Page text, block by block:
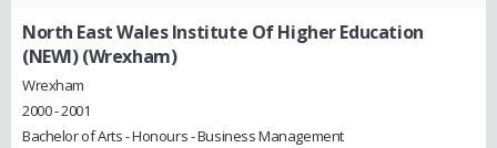
North East Wales Institute Of Higher Education
(NEWI) (Wrexham)
Wrexham
2000 - 2001
Bachelor of Arts - Honours - Business Management